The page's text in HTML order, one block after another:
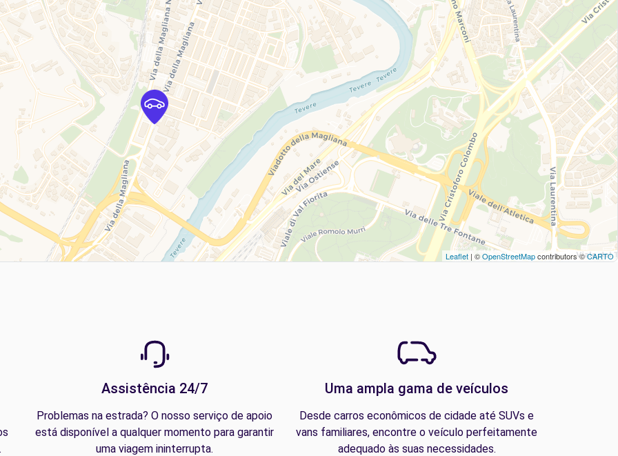
Leaflet | ©OpenStreetMapcontributors ©CARTO
Assistência 24/7
Problemas na estrada? O nosso serviço de apoio
está disponível a qualquer momento para garantir
uma viagem ininterrupta.
Uma ampla gama de veículos
Desde carros econômicos de cidade até SUVs e
vans familiares, encontre o veículo perfeitamente
adequado às suas necessidades.